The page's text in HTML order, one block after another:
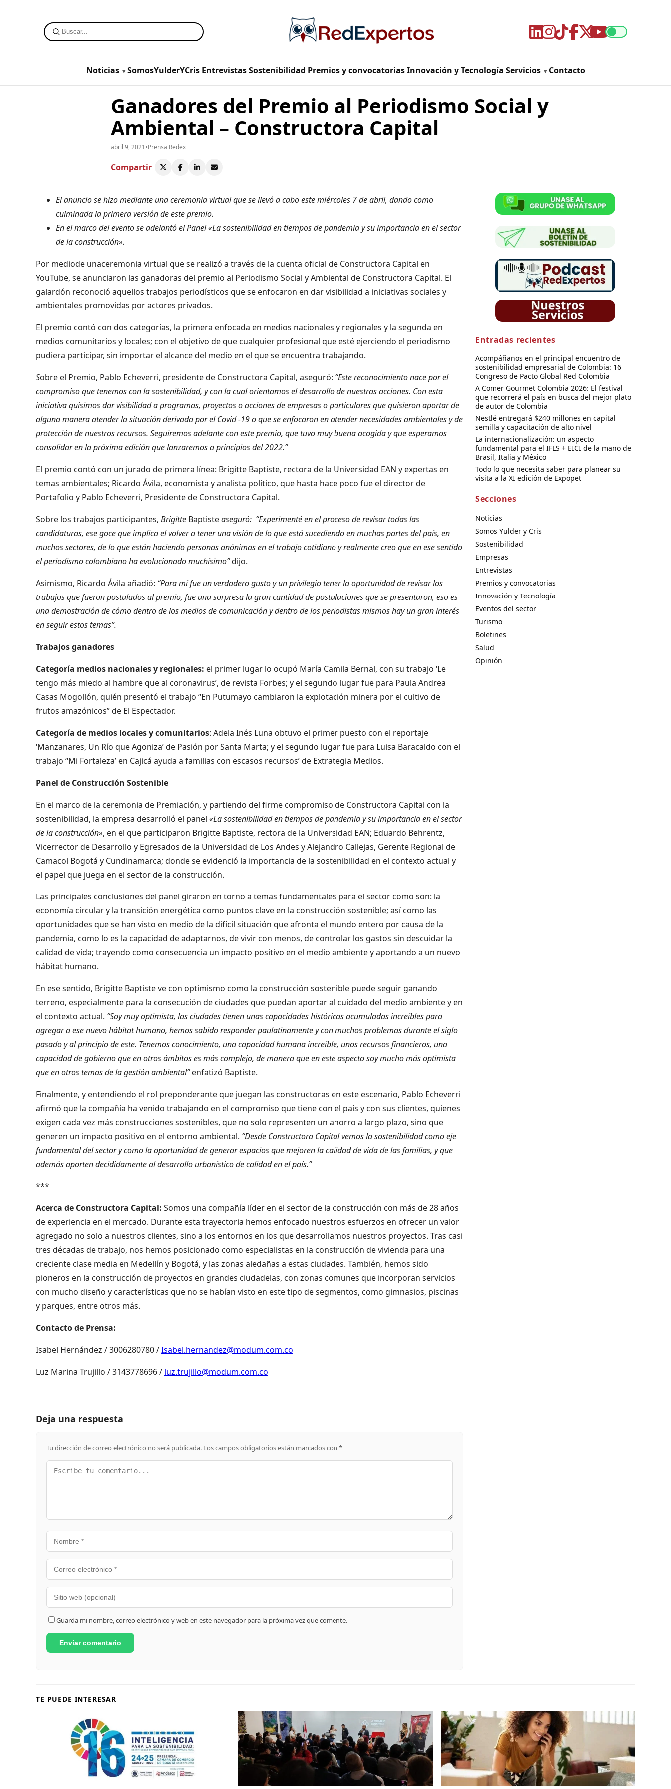
Noticias SomosYulderYCris Entrevistas Sostenibilidad Premios y convocatorias Innovación y Tecnología Servicios Contacto
Ganadores del Premio al Periodismo Social y
Ambiental – Constructora Capital
abril 9, 2021•Prensa Redex
Compartir
El anuncio se hizo mediante una ceremonia virtual que se llevó a cabo este miércoles 7 de abril, dando como
culminada la primera versión de este premio.
En el marco del evento se adelantó el Panel «La sostenibilidad en tiempos de pandemia y su importancia en el sector
de la construcción».
Por mediode unaceremonia virtual que se realizó a través de la cuenta oficial de Constructora Capital en
YouTube, se anunciaron las ganadoras del premio al Periodismo Social y Ambiental de Constructora Capital. El
galardón reconoció aquellos trabajos periodísticos que se enfocaron en dar visibilidad a iniciativas sociales y
ambientales promovidas por actores privados.
El premio contó con dos categorías, la primera enfocada en medios nacionales y regionales y la segunda en
medios comunitarios y locales; con el objetivo de que cualquier profesional que esté ejerciendo el periodismo
pudiera participar, sin importar el alcance del medio en el que se encuentra trabajando.
Sobre el Premio, Pablo Echeverri, presidente de Constructora Capital, aseguró: “Este reconocimiento nace por el
compromiso que tenemos con la sostenibilidad, y con la cual orientamos el desarrollo de nuestras acciones. Con esta
iniciativa quisimos dar visibilidad a programas, proyectos o acciones de empresas o particulares que quisieron aportar de
alguna manera atender la situación derivada por el Covid -19 o que se enfocaron en atender necesidades ambientales y de
protección de nuestros recursos. Seguiremos adelante con este premio, que tuvo muy buena acogida y que esperamos
consolidar en la próxima edición que lanzaremos a principios del 2022.”
El premio contó con un jurado de primera línea: Brigitte Baptiste, rectora de la Universidad EAN y expertas en
temas ambientales; Ricardo Ávila, economista y analista político, que hasta hace poco fue el director de
Portafolio y Pablo Echeverri, Presidente de Constructora Capital.
Sobre los trabajos participantes, Brigitte Baptisteaseguró: “Experimenté en el proceso de revisar todas las
candidaturas, ese goce que implica el volver a tener una visión de lo que está sucediendo en muchas partes del país, en
muchos sectores, de lo que están haciendo personas anónimas en el trabajo cotidiano y realmente creo que en ese sentido
el periodismo colombiano ha evolucionado muchísimo”dijo.
Asimismo, Ricardo Ávila añadió: “Para mí fue un verdadero gusto y un privilegio tener la oportunidad de revisar los
trabajos que fueron postulados al premio, fue una sorpresa la gran cantidad de postulaciones que se presentaron, eso es
una demostración de cómo dentro de los medios de comunicación y dentro de los periodistas mismos hay un gran interés
en seguir estos temas”.
Trabajos ganadores
Categoría medios nacionales y regionales: el primer lugar lo ocupó María Camila Bernal, con su trabajo ‘Le
tengo más miedo al hambre que al coronavirus’, de revista Forbes; y el segundo lugar fue para Paula Andrea
Casas Mogollón, quién presentó el trabajo “En Putumayo cambiaron la explotación minera por el cultivo de
frutos amazónicos” de El Espectador.
Categoría de medios locales y comunitarios: Adela Inés Luna obtuvo el primer puesto con el reportaje
‘Manzanares, Un Río que Agoniza’ de Pasión por Santa Marta; y el segundo lugar fue para Luisa Baracaldo con el
trabajo ‘‘Mi Fortaleza’ en Cajicá ayuda a familias con escasos recursos’ de Extrategia Medios.
Panel de Construcción Sostenible
En el marco de la ceremonia de Premiación, y partiendo del firme compromiso de Constructora Capital con la
sostenibilidad, la empresa desarrolló el panel «La sostenibilidad en tiempos de pandemia y su importancia en el sector
de la construcción», en el que participaron Brigitte Baptiste, rectora de la Universidad EAN; Eduardo Behrentz,
Vicerrector de Desarrollo y Egresados de la Universidad de Los Andes y Alejandro Callejas, Gerente Regional de
Camacol Bogotá y Cundinamarca; donde se evidenció la importancia de la sostenibilidad en el contexto actual y
el papel que juega en el sector de la construcción.
Las principales conclusiones del panel giraron en torno a temas fundamentales para el sector como son: la
economía circular y la transición energética como puntos clave en la construcción sostenible; así como las
oportunidades que se han visto en medio de la difícil situación que afronta el mundo entero por causa de la
pandemia, como lo es la capacidad de adaptarnos, de vivir con menos, de controlar los gastos sin descuidar la
calidad de vida; trayendo como consecuencia un impacto positivo en el medio ambiente y aportando a un nuevo
hábitat humano.
En ese sentido, Brigitte Baptiste ve con optimismo como la construcción sostenible puede seguir ganando
terreno, especialmente para la consecución de ciudades que puedan aportar al cuidado del medio ambiente y en
el contexto actual. “Soy muy optimista, las ciudades tienen unas capacidades históricas acumuladas increíbles para
agregar a ese nuevo hábitat humano, hemos sabido responder paulatinamente y con muchos problemas durante el siglo
pasado y al principio de este. Tenemos conocimiento, una capacidad humana increíble, unos recursos financieros, una
capacidad de gobierno que en otros ámbitos es más complejo, de manera que en este aspecto soy mucho más optimista
que en otros temas de la gestión ambiental”enfatizó Baptiste.
Finalmente, y entendiendo el rol preponderante que juegan las constructoras en este escenario, Pablo Echeverri
afirmó que la compañía ha venido trabajando en el compromiso que tiene con el país y con sus clientes, quienes
exigen cada vez más construcciones sostenibles, que no solo representen un ahorro a largo plazo, sino que
generen un impacto positivo en el entorno ambiental. “Desde Constructora Capital vemos la sostenibilidad como eje
fundamental del sector y como la oportunidad de generar espacios que mejoren la calidad de vida de las familias, y que
además aporten decididamente al desarrollo urbanístico de calidad en el país.”
***
Acerca de Constructora Capital: Somos una compañía líder en el sector de la construcción con más de 28 años
de experiencia en el mercado. Durante esta trayectoria hemos enfocado nuestros esfuerzos en ofrecer un valor
agregado no solo a nuestros clientes, sino a los entornos en los que desarrollamos nuestros proyectos. Tras casi
tres décadas de trabajo, nos hemos posicionado como especialistas en la construcción de vivienda para una
creciente clase media en Medellín y Bogotá, y las zonas aledañas a estas ciudades. También, hemos sido
pioneros en la construcción de proyectos en grandes ciudadelas, con zonas comunes que incorporan servicios
con mucho diseño y características que no se habían visto en este tipo de segmentos, como gimnasios, piscinas
y parques, entre otros más.
Contacto de Prensa:
Isabel Hernández / 3006280780 /Isabel.hernandez@modum.com.co
Luz Marina Trujillo / 3143778696 / luz.trujillo@modum.com.co
Deja una respuesta
Tu dirección de correo electrónico no será publicada. Los campos obligatorios están marcados con *
Guarda mi nombre, correo electrónico y web en este navegador para la próxima vez que comente.
Entradas recientes
Acompáñanos en el principal encuentro de
sostenibilidad empresarial de Colombia: 16
Congreso de Pacto Global Red Colombia
A Comer Gourmet Colombia 2026: El festival
que recorrerá el país en busca del mejor plato
de autor de Colombia
Nestlé entregará $240 millones en capital
semilla y capacitación de alto nivel
La internacionalización: un aspecto
fundamental para el IFLS + EICI de la mano de
Brasil, Italia y México
Todo lo que necesita saber para planear su
visita a la XI edición de Expopet
Secciones
Noticias
Somos Yulder y Cris
Sostenibilidad
Empresas
Entrevistas
Premios y convocatorias
Innovación y Tecnología
Eventos del sector
Turismo
Boletines
Salud
Opinión
TE PUEDE INTERESAR